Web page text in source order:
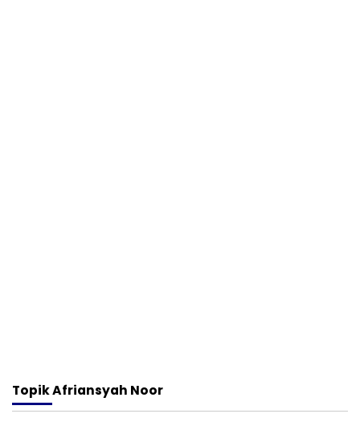
TopikAfriansyah Noor